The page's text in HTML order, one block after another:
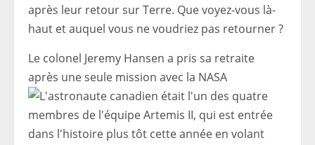
après leur retour sur Terre. Que voyez-vous là-
haut et auquel vous ne voudriez pas retourner ?
Le colonel Jeremy Hansen a pris sa retraite
après une seule mission avec la NASA